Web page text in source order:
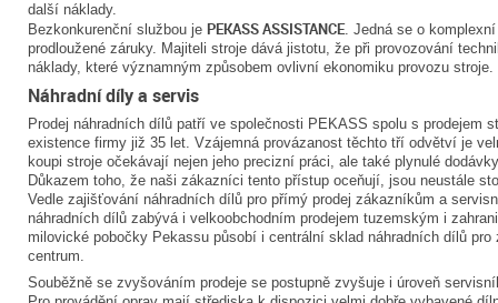
další náklady.
Bezkonkurenční službou je PEKASS ASSISTANCE. Jedná se o
prodloužené záruky. Majiteli stroje dává jistotu, že při provozování
náklady, které významným způsobem ovlivní ekonomiku provozu stroje.
Náhradní díly a servis
Prodej náhradních dílů patří ve společnosti PEKASS spolu s prodejem
existence firmy již 35 let. Vzájemná provázanost těchto tří odvětví je
koupi stroje očekávají nejen jeho precizní práci, ale také plynulé
Důkazem toho, že naši zákazníci tento přístup oceňují, jsou neustále
Vedle zajišťování náhradních dílů pro přímý prodej zákazníkům a
náhradních dílů zabývá i velkoobchodním prodejem tuzemským i
milovické pobočky Pekassu působí i centrální sklad náhradních dílů
centrum.
Souběžně se zvyšováním prodeje se postupně zvyšuje i úroveň